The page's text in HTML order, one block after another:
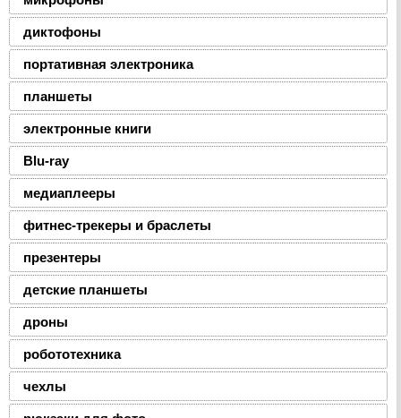
диктофоны
портативная электроника
планшеты
электронные книги
Blu-ray
медиаплееры
фитнес-трекеры и браслеты
презентеры
детские планшеты
дроны
робототехника
чехлы